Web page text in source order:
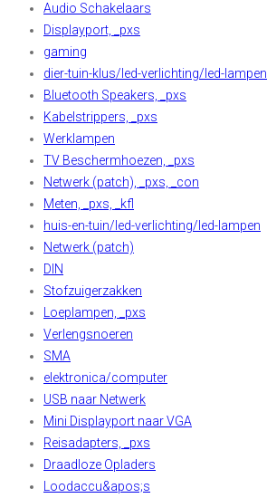
Audio Schakelaars
Displayport, _pxs
gaming
dier-tuin-klus/led-verlichting/led-lampen
Bluetooth Speakers, _pxs
Kabelstrippers, _pxs
Werklampen
TV Beschermhoezen, _pxs
Netwerk (patch), _pxs, _con
Meten, _pxs, _kfl
huis-en-tuin/led-verlichting/led-lampen
Netwerk (patch)
DIN
Stofzuigerzakken
Loeplampen, _pxs
Verlengsnoeren
SMA
elektronica/computer
USB naar Netwerk
Mini Displayport naar VGA
Reisadapters, _pxs
Draadloze Opladers
Loodaccu&apos;s